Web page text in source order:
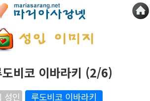
비코 이바라키 (2/6)
성인 루도비코 이바라키